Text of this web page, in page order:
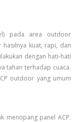
pada area outdoor
kuat, rapi, dan
dengan hati-hati
tahan terhadap cuaca.
outdoor yang umum
menopang panel ACP.